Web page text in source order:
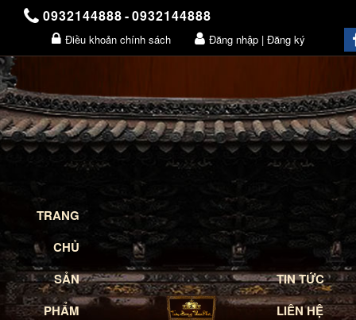
0932144888-0932144888
Điều khoản chính sách
Đăng nhập | Đăng ký
TRANG
CHỦ
SẢN
PHẨM
TIN TỨC
LIÊN HỆ